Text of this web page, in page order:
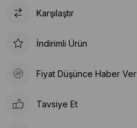
Karşılaştır
İndirimli Ürün
Fiyat Düşünce Haber Ver
Tavsiye Et